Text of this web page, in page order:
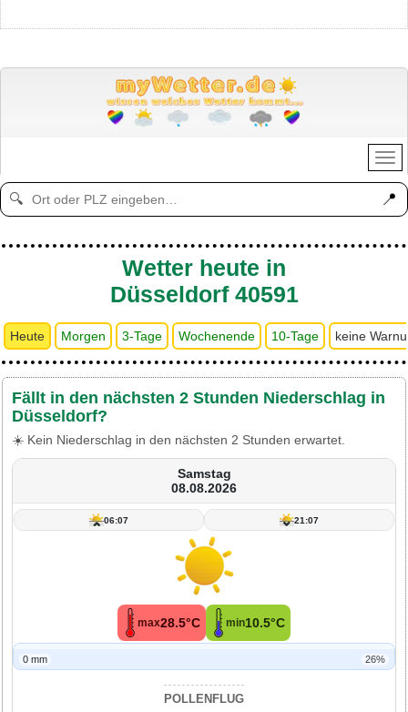
🔍 📍
Wetter heute in
Düsseldorf 40591
Heute Morgen 3-Tage Wochenende 10-Tage keine
Fällt in den nächsten 2 Stunden Niederschlag in
Düsseldorf?
☀️ Kein Niederschlag in den nächsten 2 Stunden erwartet.
Samstag
08.08.2026
06:07 21:07
max28.5°C min10.5°C
0 mm 26%
POLLENFLUG